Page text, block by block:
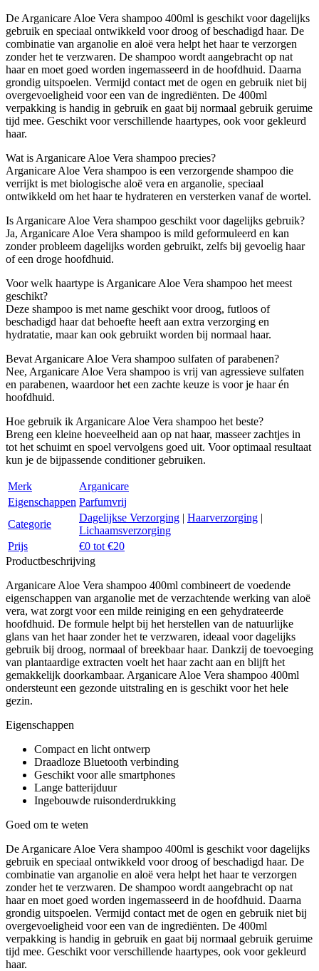
De Arganicare Aloe Vera shampoo 400ml is geschikt voor dagelijks
gebruik en speciaal ontwikkeld voor droog of beschadigd haar. De
combinatie van arganolie en aloë vera helpt het haar te verzorgen
zonder het te verzwaren. De shampoo wordt aangebracht op nat
haar en moet goed worden ingemasseerd in de hoofdhuid. Daarna
grondig uitspoelen. Vermijd contact met de ogen en gebruik niet bij
overgevoeligheid voor een van de ingrediënten. De 400ml
verpakking is handig in gebruik en gaat bij normaal gebruik geruime
tijd mee. Geschikt voor verschillende haartypes, ook voor gekleurd
haar.
Wat is Arganicare Aloe Vera shampoo precies?
Arganicare Aloe Vera shampoo is een verzorgende shampoo die
verrijkt is met biologische aloë vera en arganolie, speciaal
ontwikkeld om het haar te hydrateren en versterken vanaf de wortel.
Is Arganicare Aloe Vera shampoo geschikt voor dagelijks gebruik?
Ja, Arganicare Aloe Vera shampoo is mild geformuleerd en kan
zonder probleem dagelijks worden gebruikt, zelfs bij gevoelig haar
of een droge hoofdhuid.
Voor welk haartype is Arganicare Aloe Vera shampoo het meest
geschikt?
Deze shampoo is met name geschikt voor droog, futloos of
beschadigd haar dat behoefte heeft aan extra verzorging en
hydratatie, maar kan ook gebruikt worden bij normaal haar.
Bevat Arganicare Aloe Vera shampoo sulfaten of parabenen?
Nee, Arganicare Aloe Vera shampoo is vrij van agressieve sulfaten
en parabenen, waardoor het een zachte keuze is voor je haar én
hoofdhuid.
Hoe gebruik ik Arganicare Aloe Vera shampoo het beste?
Breng een kleine hoeveelheid aan op nat haar, masseer zachtjes in
tot het schuimt en spoel vervolgens goed uit. Voor optimaal resultaat
kun je de bijpassende conditioner gebruiken.
Merk
Arganicare
Eigenschappen Parfumvrij
Categorie
Dagelijkse Verzorging | Haarverzorging |
Lichaamsverzorging
Prijs
€0 tot €20
Productbeschrijving
Arganicare Aloe Vera shampoo 400ml combineert de voedende
eigenschappen van arganolie met de verzachtende werking van aloë
vera, wat zorgt voor een milde reiniging en een gehydrateerde
hoofdhuid. De formule helpt bij het herstellen van de natuurlijke
glans van het haar zonder het te verzwaren, ideaal voor dagelijks
gebruik bij droog, normaal of breekbaar haar. Dankzij de toevoeging
van plantaardige extracten voelt het haar zacht aan en blijft het
gemakkelijk doorkambaar. Arganicare Aloe Vera shampoo 400ml
ondersteunt een gezonde uitstraling en is geschikt voor het hele
gezin.
Eigenschappen
Compact en licht ontwerp
Draadloze Bluetooth verbinding
Geschikt voor alle smartphones
Lange batterijduur
Ingebouwde ruisonderdrukking
Goed om te weten
De Arganicare Aloe Vera shampoo 400ml is geschikt voor dagelijks
gebruik en speciaal ontwikkeld voor droog of beschadigd haar. De
combinatie van arganolie en aloë vera helpt het haar te verzorgen
zonder het te verzwaren. De shampoo wordt aangebracht op nat
haar en moet goed worden ingemasseerd in de hoofdhuid. Daarna
grondig uitspoelen. Vermijd contact met de ogen en gebruik niet bij
overgevoeligheid voor een van de ingrediënten. De 400ml
verpakking is handig in gebruik en gaat bij normaal gebruik geruime
tijd mee. Geschikt voor verschillende haartypes, ook voor gekleurd
haar.